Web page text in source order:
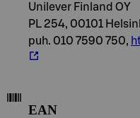
Unilever Finland OY
PL 254, 00101
puh. 010 7590 750,
EAN